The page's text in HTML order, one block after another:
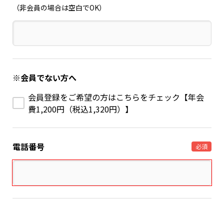
（非会員の場合は空白でOK）
※会員でない方へ
会員登録をご希望の方はこちらをチェック【年会
費1,200円（税込1,320円）】
電話番号 必須